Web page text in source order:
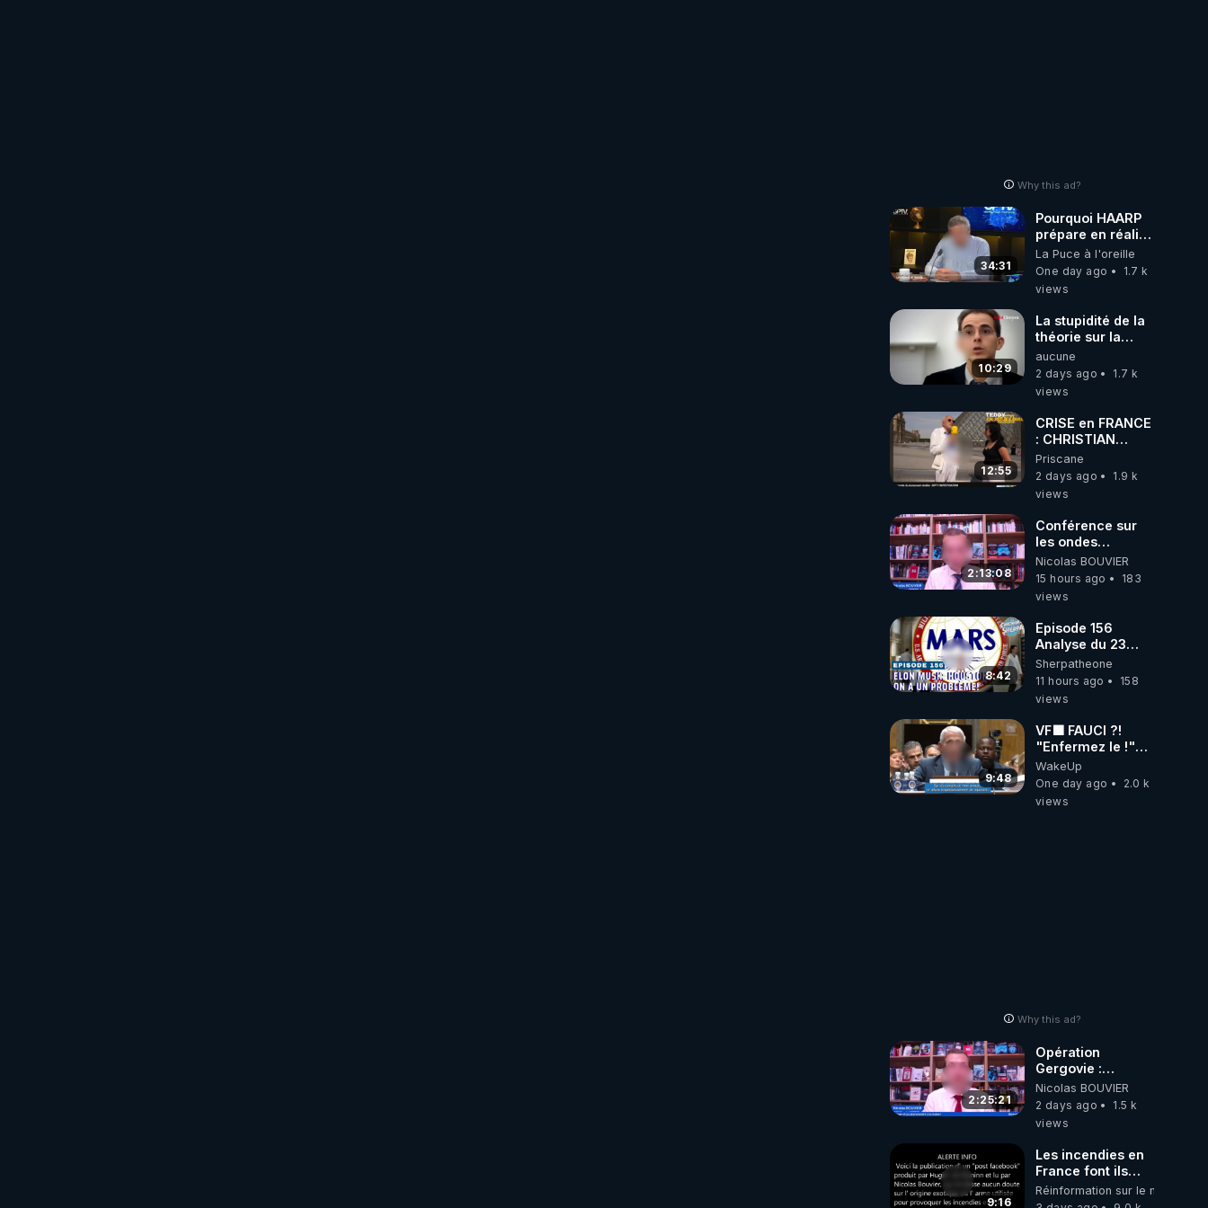
Why this ad?
34:31
Pourquoi HAARP
prépare en réalité
un CHAOS
climatique, on
répond
La Puce à l'oreille
One day ago
1.7 k
views
10:29
La stupidité de la
théorie sur la
responsabilité de
l’homme
concernant le
carbone.
aucune
2 days ago
1.7 k
views
12:55
CRISE en FRANCE
: CHRISTIAN
COTTEN FAIT une
étrange
découverte
Priscane
2 days ago
1.9 k
views
2:13:08
Conférence sur
les ondes
électromagnétiques
par Grégoire
Caustru et Bart de
Nicolas BOUVIER
15 hours ago
183
views
8:42
Episode 156
Analyse du 23
février 2025 Elon
Musk : Houston ,
on a un problème
Sherpatheone
11 hours ago
158
views
9:48
VF🟩 FAUCI ?!
"Enfermez le !"
(Lock him up!) -
Quartz Traduction
WakeUp
One day ago
2.0 k
views
Why this ad?
2:25:21
Opération
Gergovie :
‪@38resistancegauloise‬
‪@MarionSigautOfficiel‬
‪@gladysriifard5710‬
Nicolas BOUVIER
2 days ago
1.5 k
views
9:16
Les incendies en
France font ils
partie d' un plan
qui aurait débuté
Réinformation sur le monde